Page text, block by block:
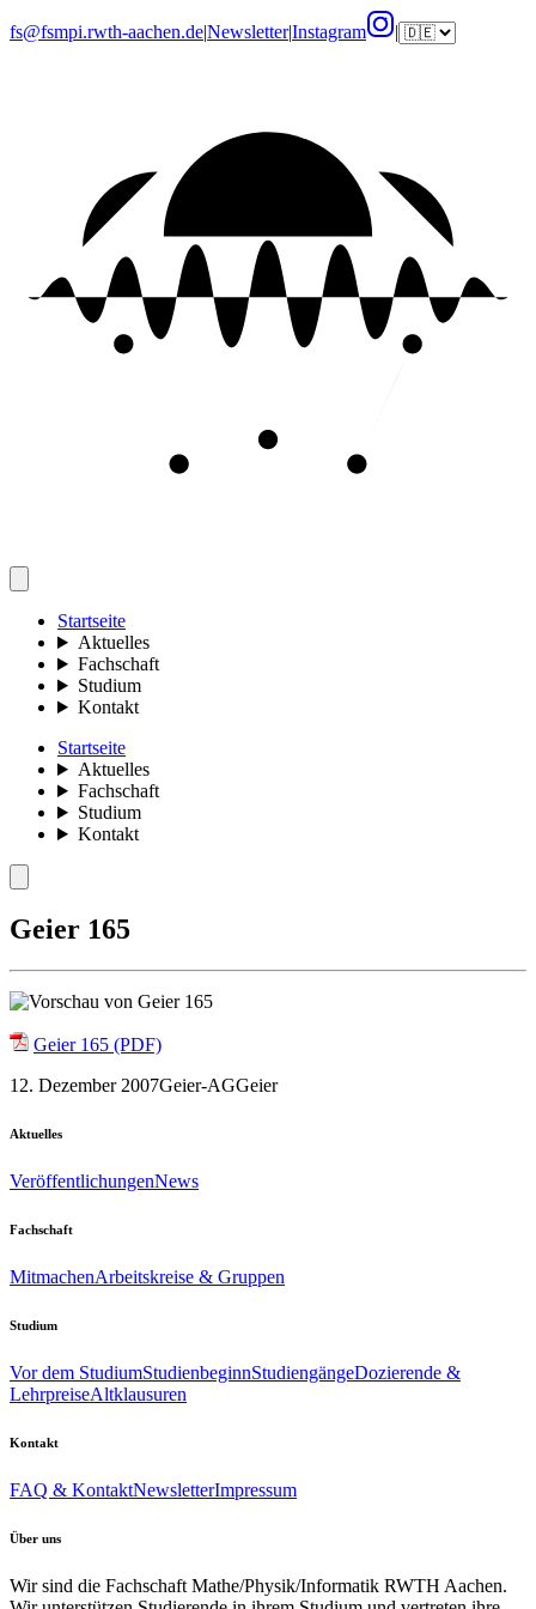
fs@fsmpi.rwth-aachen.de|Newsletter|Instagram |
Startseite
Aktuelles
Fachschaft
Studium
Kontakt
Startseite
Aktuelles
Fachschaft
Studium
Kontakt
Geier 165
Geier 165 (PDF)
12. Dezember 2007Geier-AGGeier
Aktuelles
VeröffentlichungenNews
Fachschaft
MitmachenArbeitskreise & Gruppen
Studium
Vor dem StudiumStudienbeginnStudiengängeDozierende &
LehrpreiseAltklausuren
Kontakt
FAQ & KontaktNewsletterImpressum
Über uns
Wir sind die Fachschaft Mathe/Physik/Informatik RWTH Aachen.